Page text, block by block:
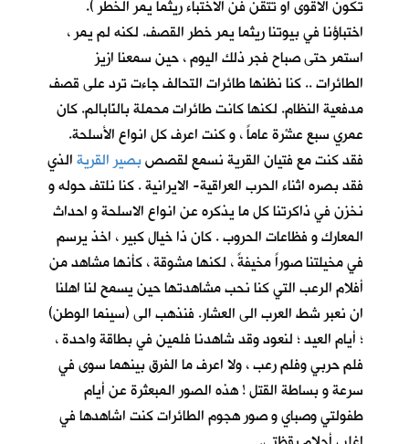
تكون الاقوى او تتقن فن الاختباء ريثما يمر الخطر ).
اختباؤنا في بيوتنا ريثما يمر خطر القصف. لكنه لم يمر ،
استمر حتى صباح فجر ذلك اليوم ، حين سمعنا ازيز
الطائرات .. كنا نظنها طائرات التحالف جاءت ترد على قصف
مدفعية النظام. لكنها كانت طائرات محملة بالنّابالم. كان
عمري سبع عشْرة عاماً ، و كنت اعرف كل انواع الأسلحة.
فقد كنت مع فتيان القرية نسمع لقصصبصير القريةالذي
فقد بصره اثناء الحرب العراقية- الايرانية . كنا نلتف حوله و
نخزن في ذاكرتنا كل ما يذكره عن انواع الاسلحة و احداث
المعارك و فظاعات الحروب . كان ذا خيال كبير ، اخذ يرسم
في مخيلتنا صوراً مخيفةً ، لكنها مشوقة ، كأنها مشاهد من
أفلام الرعب التي كنا نحب مشاهدتها حين يسمح لنا اهلنا
ان نعبر شط العرب الى العشار. فنذهب الى (سينما الوطن)
؛ أيام العيد ؛ لنعود وقد شاهدنا فلمين في بطاقة واحدة ،
فلم حربي وفلم رعب ، ولا اعرف ما الفرق بينهما سوى في
سرعة و بساطة القتل ! هذه الصور المبعثرة عن أيام
طفولتي وصباي و صور هجوم الطائرات كنت اشاهدها في